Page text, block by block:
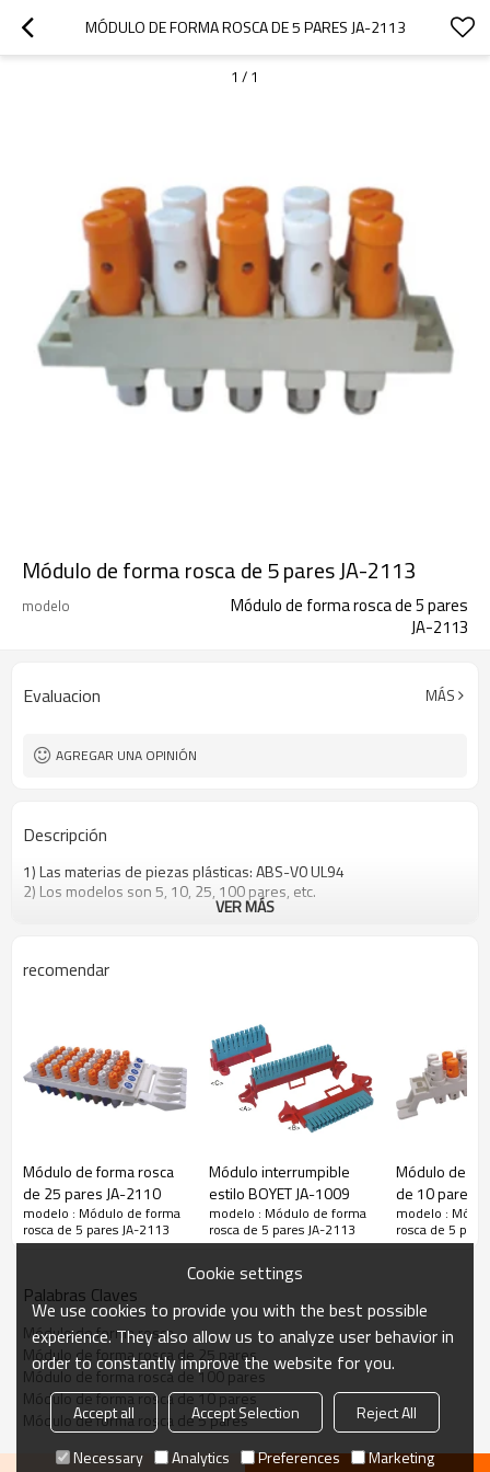
MÓDULO DE FORMA ROSCA DE 5 PARES JA-2113
1 / 1
Módulo de forma rosca de 5 pares JA-2113
modelo
Módulo de forma rosca de 5 pares
JA-2113
Evaluacion MÁS
AGREGAR UNA OPINIÓN
Descripción
1) Las materias de piezas plásticas: ABS-V0 UL94
2) Los modelos son 5, 10, 25, 100 pares, etc.
VER MÁS
recomendar
Módulo de forma rosca
de 25 pares JA-2110
modelo : Módulo de forma
rosca de 5 pares JA-2113
Módulo interrumpible
estilo BOYET JA-1009
modelo : Módulo de forma
rosca de 5 pares JA-2113
Módulo de
de 10 pares
modelo :
rosca de 5
Palabras Claves
Módulo de forma rosca
Módulo de forma rosca de 25 pares
Módulo de forma rosca de 100 pares
Módulo de forma rosca de 10 pares
Módulo de forma rosca de 5 pares
Cookie settings
We use cookies to provide you with the best possible
experience. They also allow us to analyze user behavior in
order to constantly improve the website for you.
Accept all Accept Selection
Reject All
Necessary
Analytics Preferences Marketing